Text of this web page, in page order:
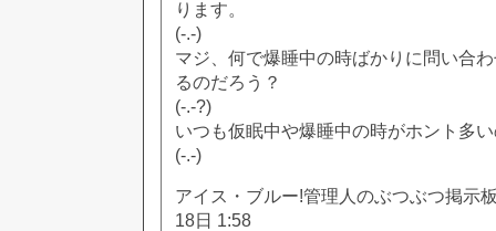
ります。
(-.-)
マジ、何で爆睡中の時ばかりに問い合
るのだろう？
(-.-?)
いつも仮眠中や爆睡中の時がホント多
(-.-)
アイス・ブルー!管理人のぶつぶつ掲示
18日 1:58